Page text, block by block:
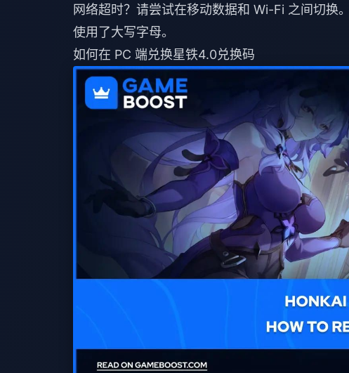
网络超时？请尝试在移动数据和 Wi-Fi 之间切换
使用了大写字母。
如何在 PC 端兑换星铁4.0兑换码